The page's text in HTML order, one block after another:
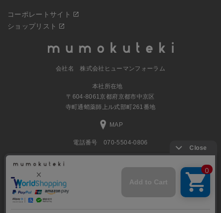
コーポレートサイト
ショップリスト
会社名 株式会社ヒューマンフォーラム
本社所在地
〒604-8061京都府京都市中京区
寺町通蛸薬師上ル式部町261番地
MAP
電話番号 070-5504-0806
営業時間 11:00～17:30（土日休業）